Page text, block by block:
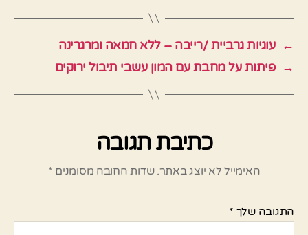
← עוגיות גרביית /רייבה – ללא חמאה ומרגרינה
→ פיתות על מחבת עם המון עשבי תיבול ירוקים
כתיבת תגובה
האימייל לא יוצג באתר. שדות החובה מסומנים *
התגובה שלך *